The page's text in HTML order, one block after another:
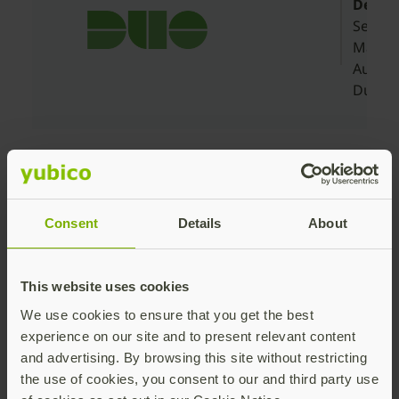
Consent Details About
This website uses cookies
We use cookies to ensure that you get the best
experience on our site and to present relevant content
and advertising. By browsing this site without restricting
the use of cookies, you consent to our and third party use
Duo
“Cada vez más clientes
prefieren los métodos
biométricos, porque
proporcionan una